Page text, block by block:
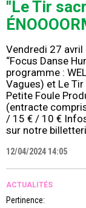
"Le Tir
Vendredi 27 avril
“Focus Danse
programme :
Vagues) et Le Tir
Petite Foule
(entracte
/ 15 € / 10 €
sur notre
12/04/2024 14:05
ACTUALITÉS
Pertinence: